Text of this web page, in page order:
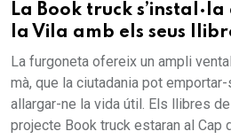
La Book truck
la Vila amb els seus
La furgoneta ofereix un ampli
mà, que la ciutadania pot
allargar-ne la vida útil. Els llibres
projecte Book truck estaran al Cap